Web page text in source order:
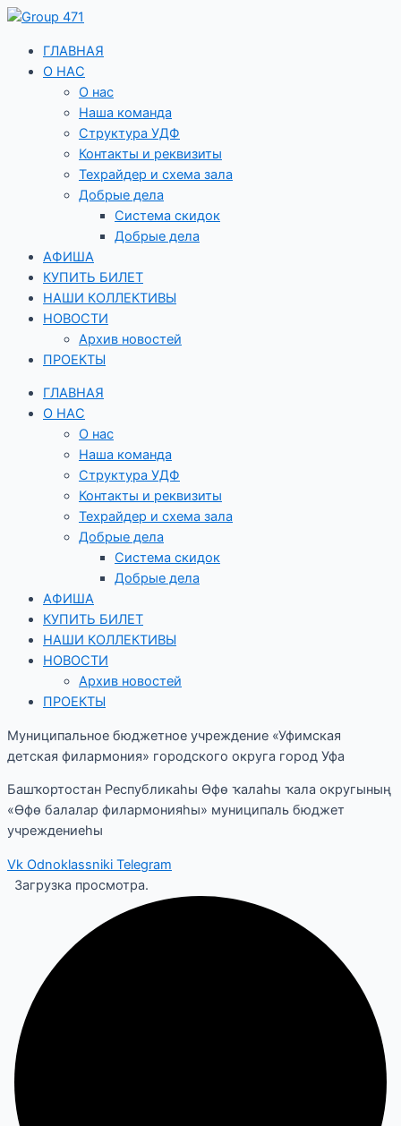
Перейти
содержимому
ГЛАВНАЯ
О НАС
О нас
Наша команда
Структура УДФ
Контакты и реквизиты
Техрайдер и схема зала
Добрые дела
Система скидок
Добрые дела
АФИША
КУПИТЬ БИЛЕТ
НАШИ КОЛЛЕКТИВЫ
НОВОСТИ
Архив новостей
ПРОЕКТЫ
ГЛАВНАЯ
О НАС
О нас
Наша команда
Структура УДФ
Контакты и реквизиты
Техрайдер и схема зала
Добрые дела
Система скидок
Добрые дела
АФИША
КУПИТЬ БИЛЕТ
НАШИ КОЛЛЕКТИВЫ
НОВОСТИ
Архив новостей
ПРОЕКТЫ
Муниципальное бюджетное учреждение «Уфимская
детская филармония» городского округа город Уфа
Башҡортостан Республикаһы Өфө ҡалаһы ҡала округының
«Өфө балалар филармонияһы» муниципаль бюджет
учреждениеһы
Vk Odnoklassniki Telegram
Загрузка просмотра.